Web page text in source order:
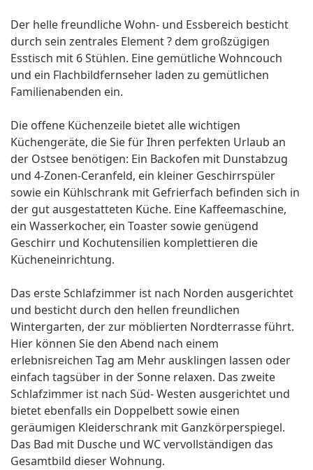
Der helle freundliche Wohn- und Essbereich besticht
durch sein zentrales Element ? dem großzügigen
Esstisch mit 6 Stühlen. Eine gemütliche Wohncouch
und ein Flachbildfernseher laden zu gemütlichen
Familienabenden ein.
Die offene Küchenzeile bietet alle wichtigen
Küchengeräte, die Sie für Ihren perfekten Urlaub an
der Ostsee benötigen: Ein Backofen mit Dunstabzug
und 4-Zonen-Ceranfeld, ein kleiner Geschirrspüler
sowie ein Kühlschrank mit Gefrierfach befinden sich in
der gut ausgestatteten Küche. Eine Kaffeemaschine,
ein Wasserkocher, ein Toaster sowie genügend
Geschirr und Kochutensilien komplettieren die
Kücheneinrichtung.
Das erste Schlafzimmer ist nach Norden ausgerichtet
und besticht durch den hellen freundlichen
Wintergarten, der zur möblierten Nordterrasse führt.
Hier können Sie den Abend nach einem
erlebnisreichen Tag am Mehr ausklingen lassen oder
einfach tagsüber in der Sonne relaxen. Das zweite
Schlafzimmer ist nach Süd- Westen ausgerichtet und
bietet ebenfalls ein Doppelbett sowie einen
geräumigen Kleiderschrank mit Ganzkörperspiegel.
Das Bad mit Dusche und WC vervollständigen das
Gesamtbild dieser Wohnung.